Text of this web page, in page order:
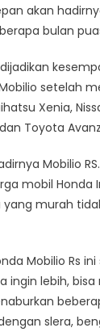
akan
bulan
setelah
Xenia,
Toyota
Mobilio
mobil Honda
yang murah
Mobilio Rs
ingin lebih,
slera,